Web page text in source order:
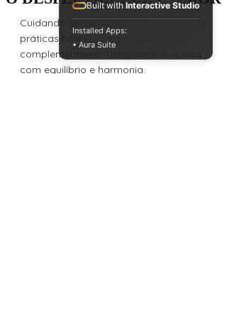
Cuidando do seu bem-estar através de
práticas holísticas e terapias
complementares. Transforme sua vida
com equilíbrio e harmonia.
Built with Interactive Studio
Installed Apps:
• Aura Suite